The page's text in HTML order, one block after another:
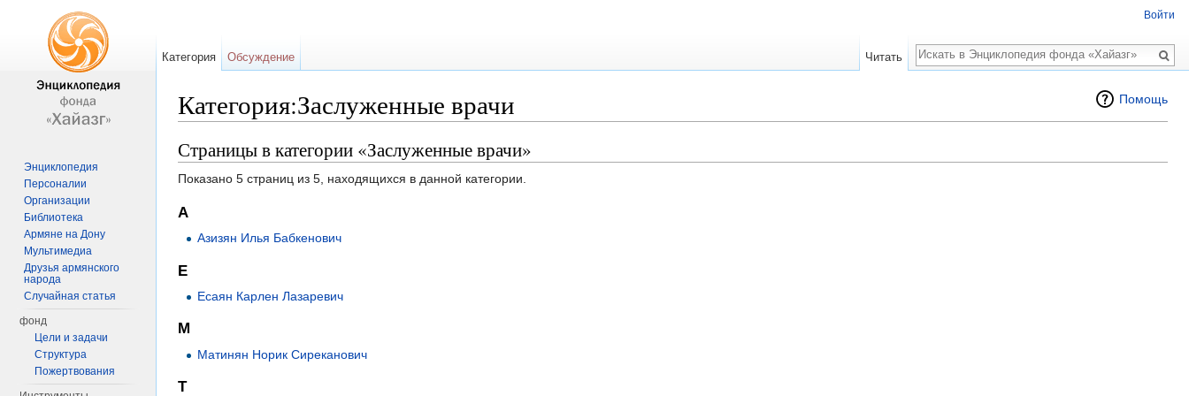
Помощь
Категория:Заслуженные врачи
Страницы в категории «Заслуженные врачи»
Показано 5 страниц из 5, находящихся в данной категории.
А
Азизян Илья Бабкенович
Е
Есаян Карлен Лазаревич
М
Матинян Норик Сиреканович
Т
Войти
Категория Обсуждение Читать
Поиск
Энциклопедия
Персоналии
Организации
Библиотека
Армяне на Дону
Мультимедиа
Друзья армянского
народа
Случайная статья
фонд
Цели и задачи
Структура
Пожертвования